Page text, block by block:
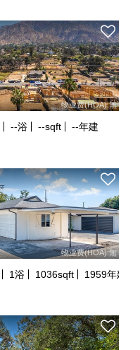
物业费(HOA):無
--浴 --sqft --年建
物业费(HOA):無
1浴 1036sqft 1959年建